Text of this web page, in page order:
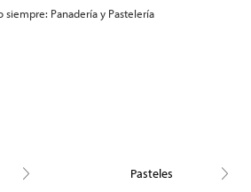
siempre: Panadería y Pastelería
Pasteles